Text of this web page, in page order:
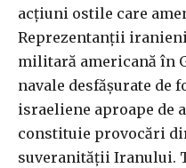
acțiuni ostile care
Reprezentanții
militară americană în
navale desfășurate de
israeliene aproape de
constituie provocări
suveranității Iranului.